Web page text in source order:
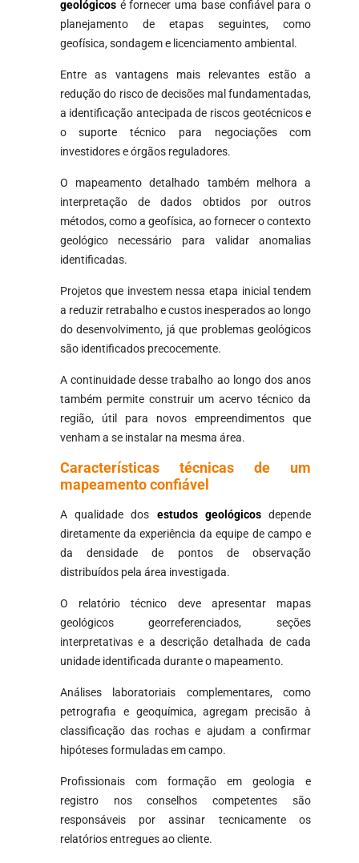
geológicosé fornecer uma base confiável para o
planejamento de etapas seguintes, como
geofísica, sondagem e licenciamento ambiental.
Entre as vantagens mais relevantes estão a
redução do risco de decisões mal fundamentadas,
a identificação antecipada de riscos geotécnicos e
o suporte técnico para negociações com
investidores e órgãos reguladores.
O mapeamento detalhado também melhora a
interpretação de dados obtidos por outros
métodos, como a geofísica, ao fornecer o contexto
geológico necessário para validar anomalias
identificadas.
Projetos que investem nessa etapa inicial tendem
a reduzir retrabalho e custos inesperados ao longo
do desenvolvimento, já que problemas geológicos
são identificados precocemente.
A continuidade desse trabalho ao longo dos anos
também permite construir um acervo técnico da
região, útil para novos empreendimentos que
venham a se instalar na mesma área.
Características técnicas de um
mapeamento confiável
A qualidade dos estudos geológicosdepende
diretamente da experiência da equipe de campo e
da densidade de pontos de observação
distribuídos pela área investigada.
O relatório técnico deve apresentar mapas
geológicos georreferenciados, seções
interpretativas e a descrição detalhada de cada
unidade identificada durante o mapeamento.
Análises laboratoriais complementares, como
petrografia e geoquímica, agregam precisão à
classificação das rochas e ajudam a confirmar
hipóteses formuladas em campo.
Profissionais com formação em geologia e
registro nos conselhos competentes são
responsáveis por assinar tecnicamente os
relatórios entregues ao cliente.